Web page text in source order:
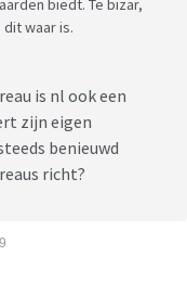
biedt. Te bizar,
waar is.
is nl ook een
zijn eigen
benieuwd
richt?